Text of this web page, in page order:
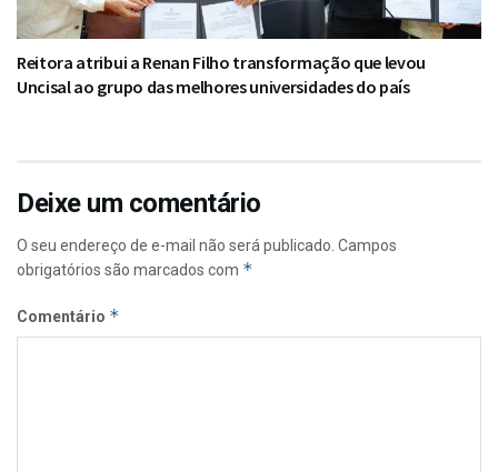
Reitora atribui a Renan Filho transformação que levou
Uncisal ao grupo das melhores universidades do país
Deixe um comentário
O seu endereço de e-mail não será publicado. Campos
obrigatórios são marcados com *
Comentário *